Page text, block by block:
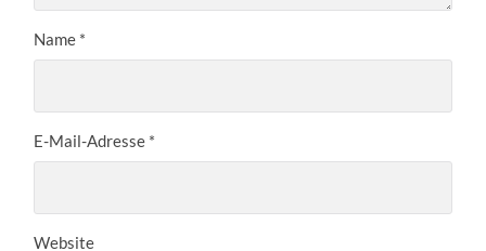
Name *
E-Mail-Adresse *
Website